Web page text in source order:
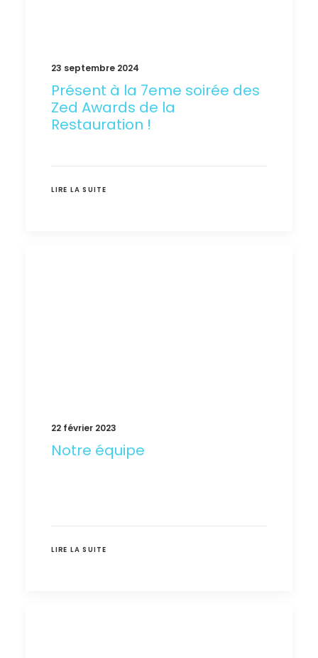
23 septembre 2024
Présent à la 7eme soirée des
Zed Awards de la
Restauration !
LIRE LA SUITE
22 février 2023
Notre équipe
LIRE LA SUITE